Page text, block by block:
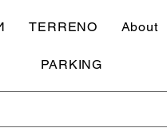
TERRENO About
PARKING